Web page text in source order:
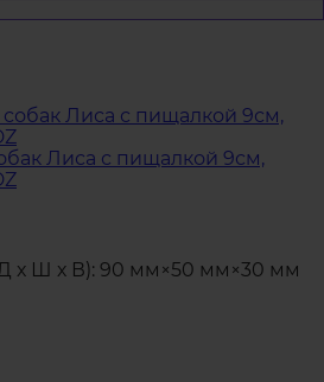
Лиса с пищалкой 9см,
х Ш х В): 90 мм×50 мм×30 мм